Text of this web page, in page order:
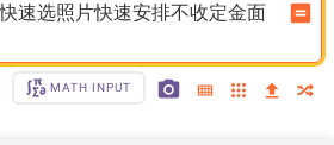
速选照片快速安排不收定金面
MATH INPUT